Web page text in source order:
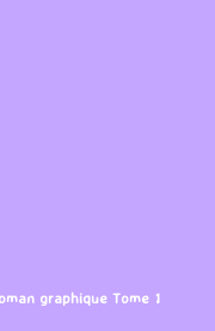
graphique Tome 1